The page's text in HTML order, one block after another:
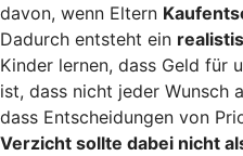
davon, wenn Eltern
Dadurch entsteht ein
Kinder lernen, dass Geld für
ist, dass nicht jeder Wunsch
dass Entscheidungen von
Verzicht sollte dabei nicht